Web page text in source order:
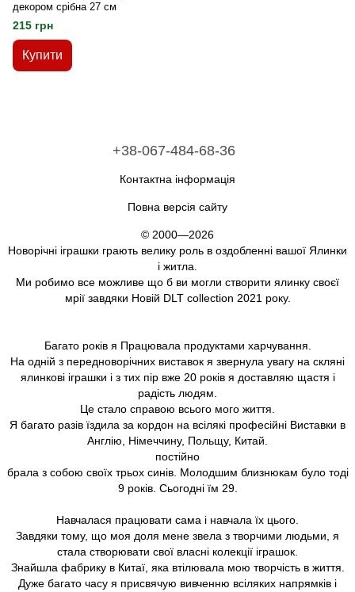
декором срібна 27 см
215 грн
Купити
+38-067-484-68-36
Контактна інформація
Повна версія сайту
© 2000—2026
Новорічні іграшки грають велику роль в оздобленні вашої Ялинки
і житла.
Ми робимо все можливе що б ви могли створити ялинку своєї
мрії завдяки Новій DLT collection 2021 року.
Багато років я Працювала продуктами харчування.
На одній з передноворічних виставок я звернула увагу на скляні
ялинкові іграшки і з тих пір вже 20 років я доставляю щастя і
радість людям.
Це стало справою всього мого життя.
Я багато разів їздила за кордон на всілякі професійні Виставки в
Англію, Німеччину, Польщу, Китай.
постійно
брала з собою своїх трьох синів. Молодшим близнюкам було тоді
9 років. Сьогодні їм 29.
Навчалася працювати сама і навчала їх цього.
Завдяки тому, що моя доля мене звела з творчими людьми, я
стала створювати свої власні колекції іграшок.
Знайшла фабрику в Китаї, яка втілювала мою творчість в життя.
Дуже багато часу я присвячую вивченню всіляких напрямків і